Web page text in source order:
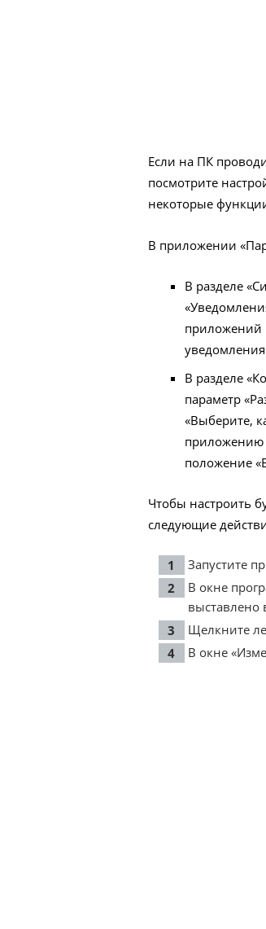
Если на ПК
посмотрите
некоторые
В приложении
В разделе
приложений
В разделе
параметр
«Выберите,
приложению
положение
Чтобы настроить
следующие
Запустите
В окне
выставлено
Щелкните
В окне